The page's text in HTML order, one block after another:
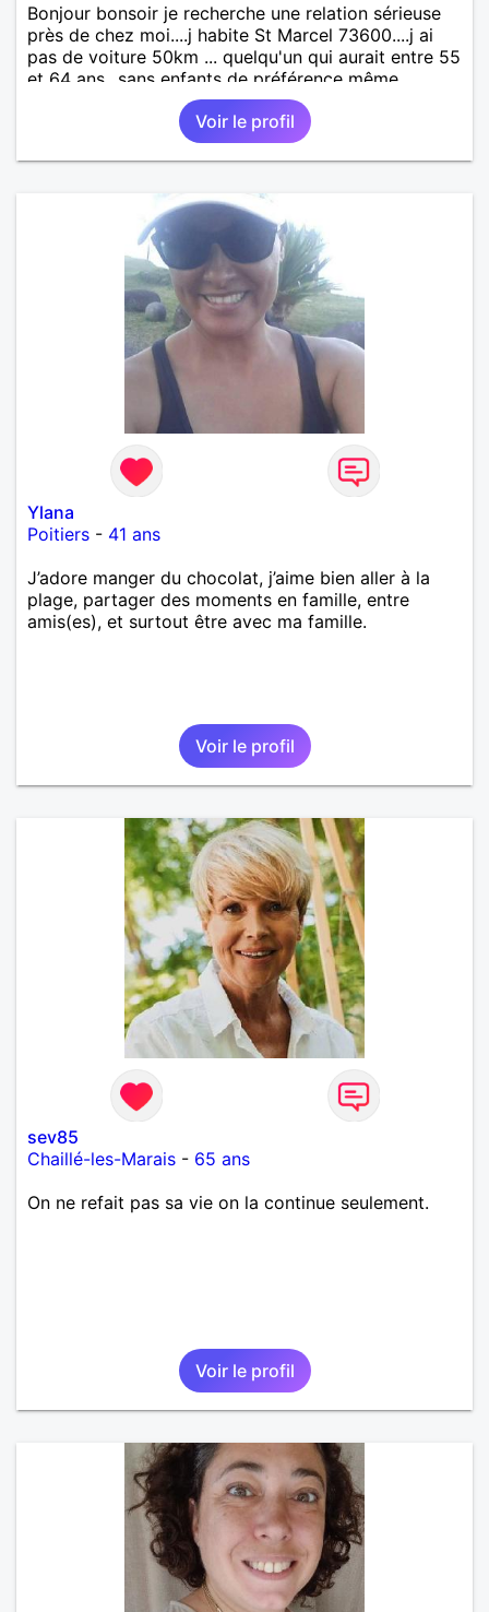
Bonjour bonsoir je recherche une relation sérieuse
près de chez moi....j habite St Marcel 73600....j ai
pas de voiture 50km ... quelqu'un qui aurait entre 55
et 64 ans...sans enfants de préférence même
adultes et qui n aurait garder aucun contact avec
une où plusieurs ex...si vous correspondez à ma
recherche ecrivez moi je vous répondrai...
Voir le profil
Ylana
Poitiers - 41 ans
J’adore manger du chocolat, j’aime bien aller à la
plage, partager des moments en famille, entre
amis(es), et surtout être avec ma famille.
Voir le profil
sev85
Chaillé-les-Marais - 65 ans
On ne refait pas sa vie on la continue seulement.
Voir le profil